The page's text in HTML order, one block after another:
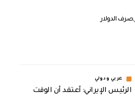
صرف الدولار
عربي ودولي
الرئيس الإيراني: أعتقد أن الوقت